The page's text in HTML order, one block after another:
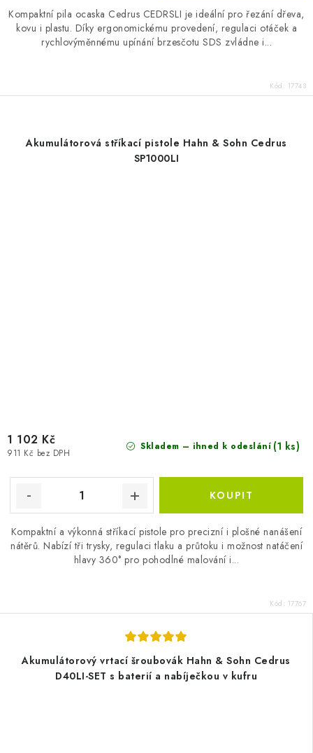
Kompaktní pila ocaska Cedrus CEDRSLI je ideální pro řezání dřeva,
kovu i plastu. Díky ergonomickému provedení, regulaci otáček a
rychlovýměnnému upínání brzesčotu SDS zvládne i...
Kód: 17743
Akumulátorová stříkací pistole Hahn & Sohn Cedrus
SP1000LI
Skladem – ihned k odeslání (1 ks)
911 Kč bez DPH
1 102 Kč
Kompaktní a výkonná stříkací pistole pro precizní i plošné nanášení
nátěrů. Nabízí tři trysky, regulaci tlaku a průtoku i možnost natáčení
hlavy 360° pro pohodlné malování i...
Kód: 17767
Akumulátorový vrtací šroubovák Hahn & Sohn Cedrus
D40LI-SET s baterií a nabíječkou v kufru